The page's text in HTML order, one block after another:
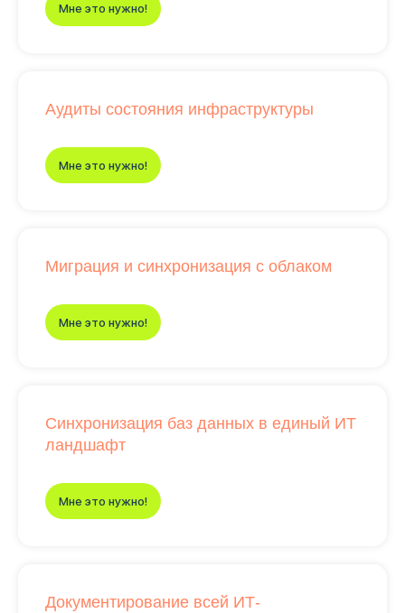
Мне это нужно!
Аудиты состояния инфраструктуры
Мне это нужно!
Миграция и синхронизация с облаком
Мне это нужно!
Синхронизация баз данных в единый ИТ
ландшафт
Мне это нужно!
Документирование всей ИТ-